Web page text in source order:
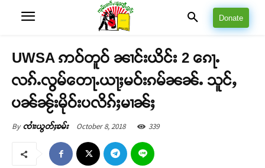
Donate
UWSA ဢဝ်တူဝ် ၼၢင်းယိင်း 2 ၵေႃႉ
လၵ်ႉလွမ်တေႃႉယႃႈမဝ်းၵမ်ၼၼ်ႉ သူင်ႇ
ပၼ်ၼႂ်းမိုဝ်းပလိၵ်ႈမၢၼ်ႈ
By ၸၢႆးယွတ်ႈၶမ်း October 8, 2018 339